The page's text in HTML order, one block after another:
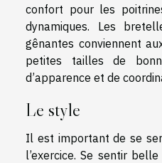
confort pour les
dynamiques. Les
gênantes conviennent
petites tailles de
d’apparence et de
Le style
Il est important de se
l’exercice. Se sentir